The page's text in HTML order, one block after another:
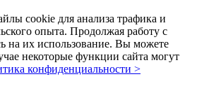
cookie для анализа трафика и
опыта. Продолжая работу с
на их использование. Вы можете
некоторые функции сайта могут
конфиденциальности >